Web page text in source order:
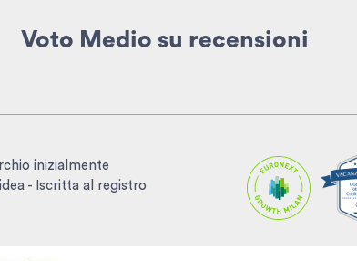
Voto Medio su recensioni
inizialmente
- Iscritta al registro